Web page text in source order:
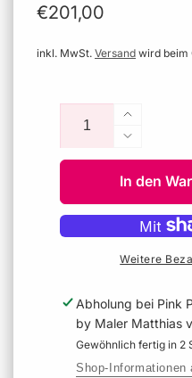
Normaler
€201,00
inkl. MwSt. Versand wird beim
Erhöhe
die
Menge
für
&amp;
Lassie
-
Verringere
die
Menge
für
Nip
&amp;
Lassie
In den
Weitere
Abholung bei Pink
by Maler Matthias
Gewöhnlich fertig in 2
Shop-Informationen